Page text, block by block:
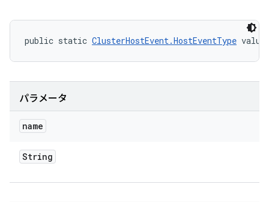
public static ClusterHostEvent.HostEventType
パラメータ
name
String